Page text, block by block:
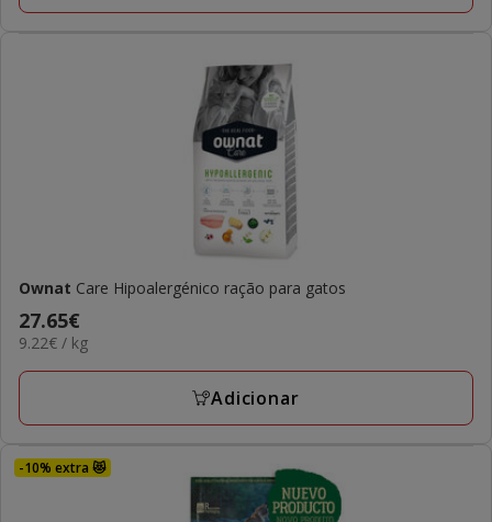
Ownat Care Hipoalergénico ração para gatos
Preço
27.65€
27.65€
9.22€
KG
9.22€ / kg
Adicionar
-10% extra 😻